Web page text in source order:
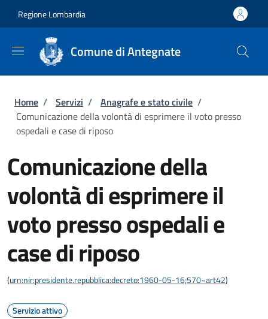
Regione Lombardia
Comune di Antegnate
Briciole di pane
Home / Servizi / Anagrafe e stato civile /
Comunicazione della volontà di esprimere il voto presso
ospedali e case di riposo
Comunicazione della
volontà di esprimere il
voto presso ospedali e
case di riposo
(urn:nir:presidente.repubblica:decreto:1960-05-16;570~art42)
Servizio attivo